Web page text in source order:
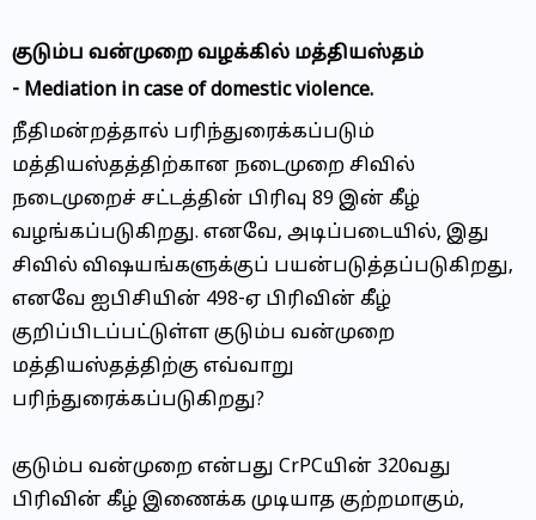
குடும்ப வன்முறை வழக்கில் மத்தியஸ்தம்
- Mediation in case of domestic violence.
நீதிமன்றத்தால் பரிந்துரைக்கப்படும்
மத்தியஸ்தத்திற்கான நடைமுறை சிவில்
நடைமுறைச் சட்டத்தின் பிரிவு 89 இன் கீழ்
வழங்கப்படுகிறது. எனவே, அடிப்படையில், இது
சிவில் விஷயங்களுக்குப் பயன்படுத்தப்படுகிறது,
எனவே ஐபிசியின் 498-ஏ பிரிவின் கீழ்
குறிப்பிடப்பட்டுள்ள குடும்ப வன்முறை
மத்தியஸ்தத்திற்கு எவ்வாறு
பரிந்துரைக்கப்படுகிறது?
குடும்ப வன்முறை என்பது CrPCயின் 320வது
பிரிவின் கீழ் இணைக்க முடியாத குற்றமாகும்,